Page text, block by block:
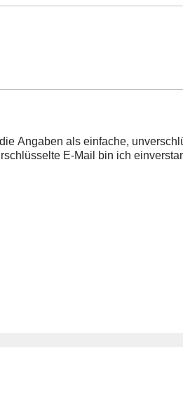
Angaben als einfache,
E-Mail bin ich